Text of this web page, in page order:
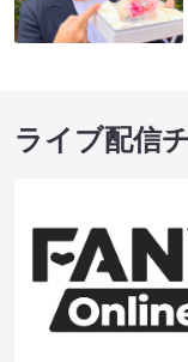
ライブ配信